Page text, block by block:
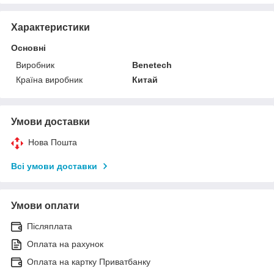
Характеристики
Основні
Виробник
Benetech
Країна виробник
Китай
Умови доставки
Нова Пошта
Всі умови доставки
Умови оплати
Післяплата
Оплата на рахунок
Оплата на картку Приватбанку